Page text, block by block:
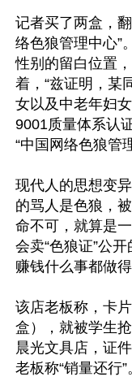
记者买了两盒，
络色狼管理中心”
性别的留白位置
着，“兹证明，某
女以及中老年妇
9001质量体系认
“中国网络色狼管
现代人的思想变
的骂人是色狼，
命不可，就算是
会卖“色狼证”公
赚钱什么事都做得
该店老板称，卡
盒），就被学生
晨光文具店，证
老板称“销量还行”